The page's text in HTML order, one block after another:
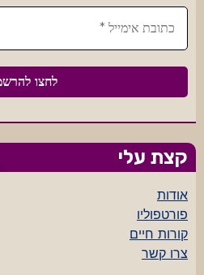
קצת עלי
אודות
פורטפוליו
קורות חיים
צרו קשר